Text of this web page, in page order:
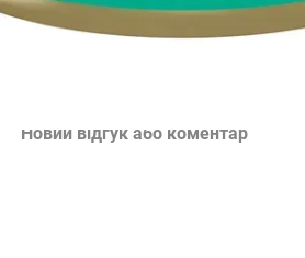
Новий відгук або коментар